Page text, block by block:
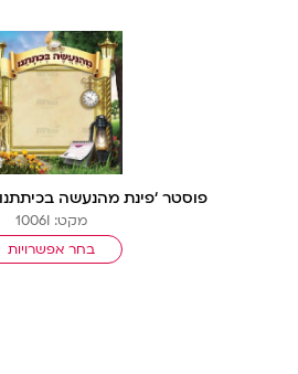
פוסטר ‘פינת מהנעשה
מקט: 1006I
בחר אפשרויות